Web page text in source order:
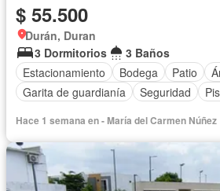
$ 55.500
Durán, Duran
3 Dormitorios
3 Baños
Estacionamiento
Bodega Patio
Garita de guardianía
Seguridad
Hace 1 semana en - María del Carmen Núñez